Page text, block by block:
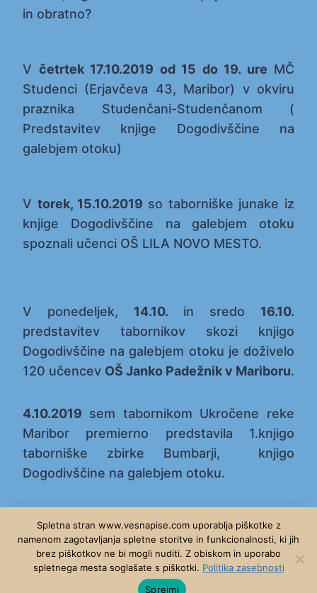
in obratno?
V četrtek 17.10.2019 od 15 do 19. ure MČ
Studenci (Erjavčeva 43, Maribor) v okviru
praznika Studenčani-Studenčanom (
Predstavitev knjige Dogodivščine na
galebjem otoku)
V torek, 15.10.2019 so taborniške junake iz
knjige Dogodivščine na galebjem otoku
spoznali učenci OŠ LILA NOVO MESTO.
V ponedeljek, 14.10. in sredo 16.10.
predstavitev tabornikov skozi knjigo
Dogodivščine na galebjem otoku je doživelo
120 učencev OŠ Janko Padežnik v Mariboru.
4.10.2019 sem tabornikom Ukročene reke
Maribor premierno predstavila 1.knjigo
taborniške zbirke Bumbarji, knjigo
Dogodivščine na galebjem otoku.
© 2026 - WordPress Theme byKadence WP
Spletna stran www.vesnapise.com uporablja piškotke z
namenom zagotavljanja spletne storitve in funkcionalnosti, ki jih
brez piškotkov ne bi mogli nuditi. Z obiskom in uporabo
spletnega mesta soglašate s piškotki. Politika zasebnosti
Sprejmi